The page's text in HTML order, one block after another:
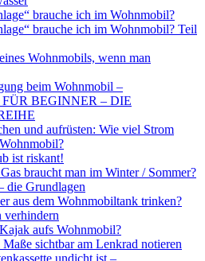
brauche ich im Wohnmobil?
brauche ich im Wohnmobil? Teil
Wohnmobils, wenn man
beim Wohnmobil –
BEGINNER – DIE
und aufrüsten: Wie viel Strom
ist riskant!
braucht man im Winter / Sommer?
die Grundlagen
aus dem Wohnmobiltank trinken?
verhindern
aufs Wohnmobil?
sichtbar am Lenkrad notieren
undicht ist –